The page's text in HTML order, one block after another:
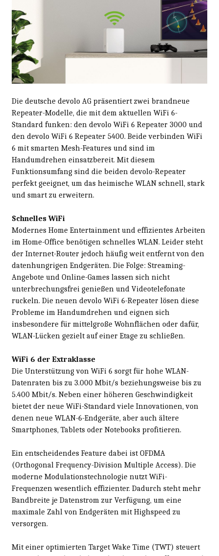
Die deutsche devolo AG präsentiert zwei brandneue
Repeater-Modelle, die mit dem aktuellen WiFi 6-
Standard funken: den devolo WiFi 6 Repeater 3000 und
den devolo WiFi 6 Repeater 5400. Beide verbinden WiFi
6 mit smarten Mesh-Features und sind im
Handumdrehen einsatzbereit. Mit diesem
Funktionsumfang sind die beiden devolo-Repeater
perfekt geeignet, um das heimische WLAN schnell, stark
und smart zu erweitern.
Schnelles WiFi
Modernes Home Entertainment und effizientes Arbeiten
im Home-Office benötigen schnelles WLAN. Leider steht
der Internet-Router jedoch häufig weit entfernt von den
datenhungrigen Endgeräten. Die Folge: Streaming-
Angebote und Online-Games lassen sich nicht
unterbrechungsfrei genießen und Videotelefonate
ruckeln. Die neuen devolo WiFi 6-Repeater lösen diese
Probleme im Handumdrehen und eignen sich
insbesondere für mittelgroße Wohnflächen oder dafür,
WLAN-Lücken gezielt auf einer Etage zu schließen.
WiFi 6 der Extraklasse
Die Unterstützung von WiFi 6 sorgt für hohe WLAN-
Datenraten bis zu 3.000 Mbit/s beziehungsweise bis zu
5.400 Mbit/s. Neben einer höheren Geschwindigkeit
bietet der neue WiFi-Standard viele Innovationen, von
denen neue WLAN-6-Endgeräte, aber auch ältere
Smartphones, Tablets oder Notebooks profitieren.
Ein entscheidendes Feature dabei ist OFDMA
(Orthogonal Frequency-Division Multiple Access). Die
moderne Modulationstechnologie nutzt WiFi-
Frequenzen wesentlich effizienter. Dadurch steht mehr
Bandbreite je Datenstrom zur Verfügung, um eine
maximale Zahl von Endgeräten mit Highspeed zu
versorgen.
Mit einer optimierten Target Wake Time (TWT) steuert